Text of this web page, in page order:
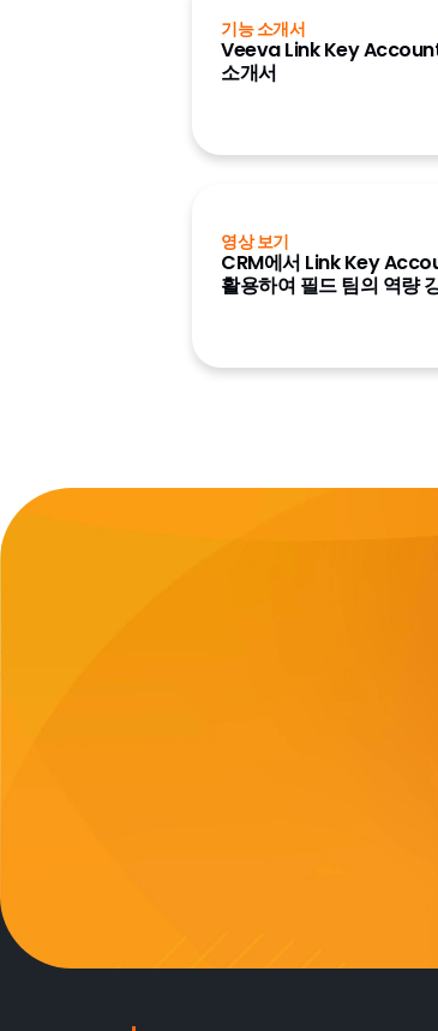
기능 소개서
Veeva Link Key
소개서
영상 보기
CRM에서 Link Key
활용하여 필드 팀의 역량